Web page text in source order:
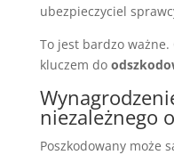
ubezpieczyciel
To jest bardzo
kluczem do
niezależnego
Poszkodowany może